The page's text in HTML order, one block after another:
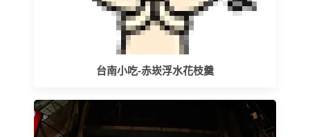
台南小吃-赤崁浮水花枝羹